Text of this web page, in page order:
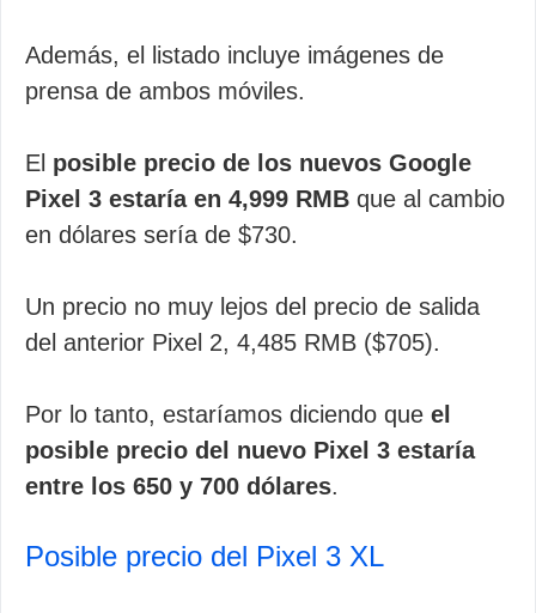
Además, el listado incluye imágenes de
prensa de ambos móviles.
El posible precio de los nuevos Google
Pixel 3 estaría en 4,999 RMB que al cambio
en dólares sería de $730.
Un precio no muy lejos del precio de salida
del anterior Pixel 2, 4,485 RMB ($705).
Por lo tanto, estaríamos diciendo que el
posible precio del nuevo Pixel 3 estaría
entre los 650 y 700 dólares.
Posible precio del Pixel 3 XL